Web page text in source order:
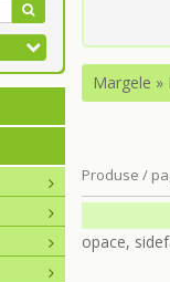
Margele »
Produse /